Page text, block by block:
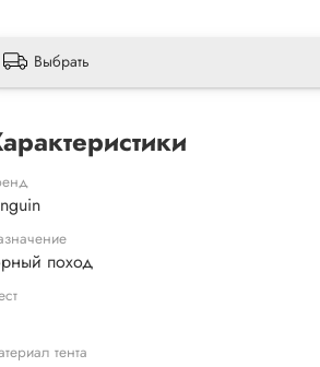
Выбрать
поход
тента